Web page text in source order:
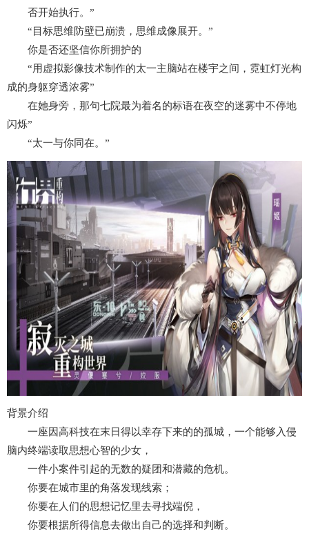
否开始执行。”
“目标思维防壁已崩溃，思维成像展开。”
你是否还坚信你所拥护的
“用虚拟影像技术制作的太一主脑站在楼宇之间，霓虹灯光构
成的身躯穿透浓雾”
在她身旁，那句七院最为着名的标语在夜空的迷雾中不停地
闪烁”
“太一与你同在。”
背景介绍
一座因高科技在末日得以幸存下来的的孤城，一个能够入侵
脑内终端读取思想心智的少女，
一件小案件引起的无数的疑团和潜藏的危机。
你要在城市里的角落发现线索；
你要在人们的思想记忆里去寻找端倪，
你要根据所得信息去做出自己的选择和判断。